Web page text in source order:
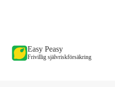
Easy Peasy
Frivillig självriskförsäkring